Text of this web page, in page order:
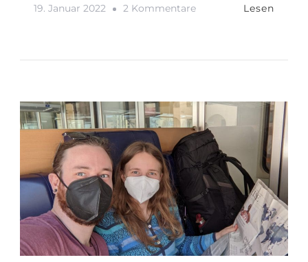
19. Januar 2022 2 KommentareZu
Italien
Lesen